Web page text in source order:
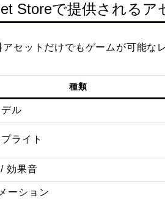
Storeで提供されるア
アセットだけでもゲームが可能な
種類
ル
ライト
効果音
ーション